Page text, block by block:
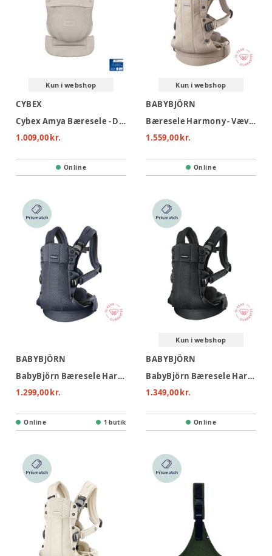
Kun i webshop
CYBEX
Cybex Amya Bæresele - Dune Grey
1.009,00 kr.
Online
Kun i webshop
BABYBJÖRN
Bæresele Harmony - Vævet mélange, Lys beige
1.559,00 kr.
Online
BABYBJÖRN
BabyBjörn Bæresele Harmony - 3D Mesh - Antracitgrå
1.299,00 kr.
Online 1 butik
Kun i webshop
BABYBJÖRN
BabyBjörn Bæresele Harmony - 3D Mesh - Sort
1.349,00 kr.
Online